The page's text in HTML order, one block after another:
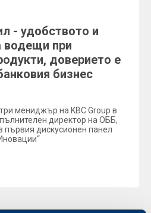
- удобството и
водещи при
доверието е
бизнес
мениджър на KBC Group в
директор на ОББ,
първия дискусионен панел